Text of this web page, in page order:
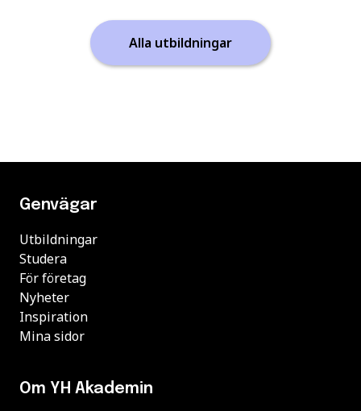
Alla utbildningar
Genvägar
Utbildningar
Studera
För företag
Nyheter
Inspiration
Mina sidor
Om YH Akademin